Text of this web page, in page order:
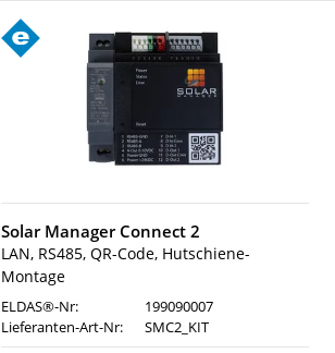
Solar Manager Connect 2
LAN, RS485, QR-Code, Hutschiene-
Montage
ELDAS®-Nr:
199090007
Lieferanten-Art-Nr:
SMC2_KIT